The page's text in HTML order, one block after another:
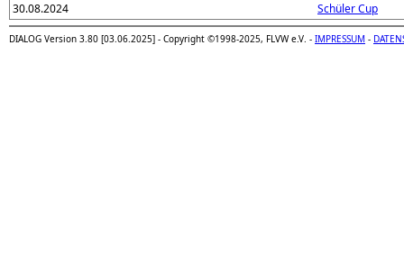
30.08.2024
Schüler Cup
DIALOG Version 3.80 [03.06.2025] - Copyright ©1998-2025, FLVW e.V. - IMPRESSUM -